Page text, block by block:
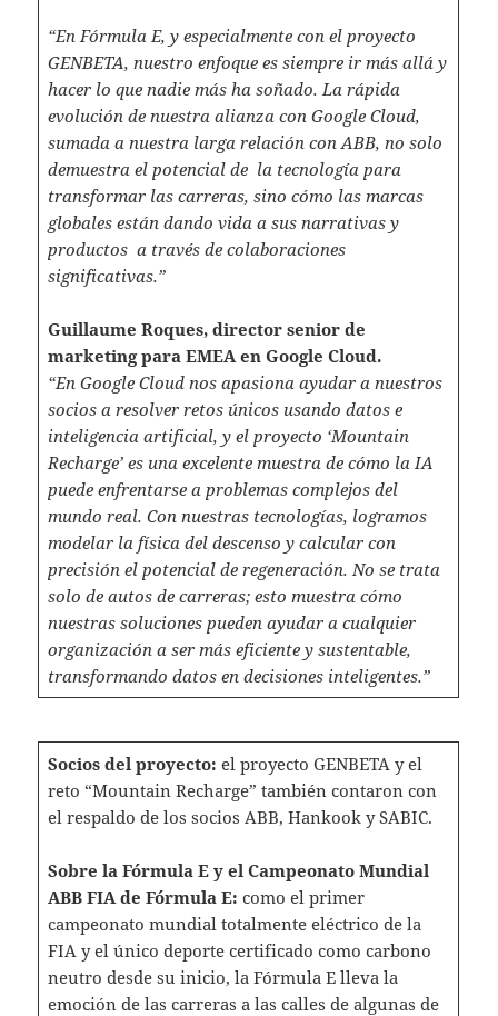
“En Fórmula E, y especialmente con el proyecto
GENBETA, nuestro enfoque es siempre ir más allá y
hacer lo que nadie más ha soñado. La rápida
evolución de nuestra alianza con Google Cloud,
sumada a nuestra larga relación con ABB, no solo
demuestra el potencial de la tecnología para
transformar las carreras, sino cómo las marcas
globales están dando vida a sus narrativas y
productos a través de colaboraciones
significativas.”
Guillaume Roques, director senior de
marketing para EMEA en Google Cloud.
“En Google Cloud nos apasiona ayudar a nuestros
socios a resolver retos únicos usando datos e
inteligencia artificial, y el proyecto ‘Mountain
Recharge’ es una excelente muestra de cómo la IA
puede enfrentarse a problemas complejos del
mundo real. Con nuestras tecnologías, logramos
modelar la física del descenso y calcular con
precisión el potencial de regeneración. No se trata
solo de autos de carreras; esto muestra cómo
nuestras soluciones pueden ayudar a cualquier
organización a ser más eficiente y sustentable,
transformando datos en decisiones inteligentes.”
Socios del proyecto: el proyecto GENBETA y el
reto “Mountain Recharge” también contaron con
el respaldo de los socios ABB, Hankook y SABIC.
Sobre la Fórmula E y el Campeonato Mundial
ABB FIA de Fórmula E: como el primer
campeonato mundial totalmente eléctrico de la
FIA y el único deporte certificado como carbono
neutro desde su inicio, la Fórmula E lleva la
emoción de las carreras a las calles de algunas de